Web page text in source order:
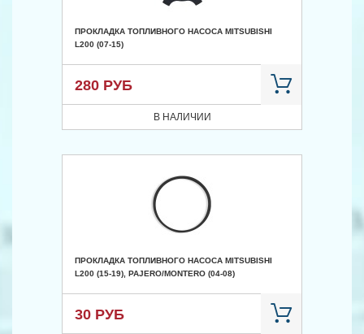
ПРОКЛАДКА ТОПЛИВНОГО НАСОСА MITSUBISHI
L200 (07-15)
280 РУБ
В НАЛИЧИИ
ПРОКЛАДКА ТОПЛИВНОГО НАСОСА MITSUBISHI
L200 (15-19), PAJERO/MONTERO (04-08)
30 РУБ